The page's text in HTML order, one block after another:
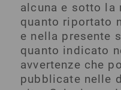
alcuna e sotto la
quanto riportato
e nella presente
quanto indicato
avvertenze che
pubblicate nelle